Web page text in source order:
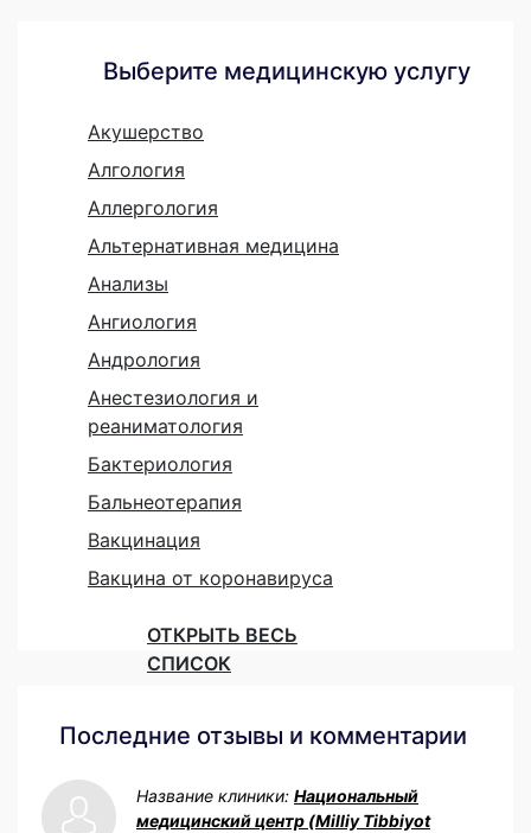
Выберите медицинскую услугу
Акушерство
Алгология
Аллергология
Альтернативная медицина
Анализы
Ангиология
Андрология
Анестезиология и
реаниматология
Бактериология
Бальнеотерапия
Вакцинация
Вакцина от коронавируса
ОТКРЫТЬ ВЕСЬ
СПИСОК
Последние отзывы и комментарии
Название клиники: Национальный
медицинский центр (Milliy Tibbiyot